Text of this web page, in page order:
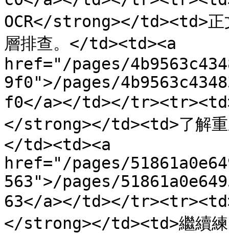
OCR</strong></td><td>正
層排查。</td><td><a
href="/pages/
9f0">/pages/
f0</a></td></
</strong></td><td>了解重
</td><td><a
href="/pages/
563">/pages/
63</a></td></
</strong></td><td>繼續練